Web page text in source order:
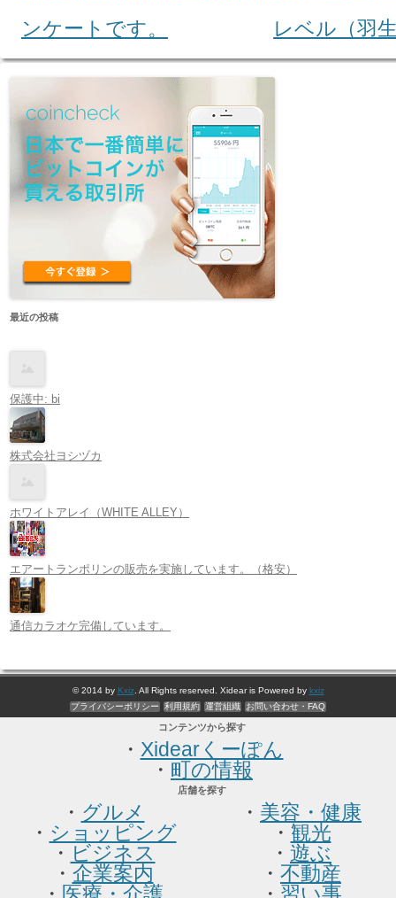
ンケートです。
レベル（羽
最近の投稿
保護中: bi
株式会社ヨシヅカ
ホワイトアレイ（WHITE ALLEY）
エアートランポリンの販売を実施しています。（格安）
通信カラオケ完備しています。
© 2014 by Kxiz. All Rights reserved. Xidear is Powered by kxiz
プライバシーポリシー
利用規約 運営組織 お問い合わせ・FAQ
コンテンツから探す
・ Xidearくーぽん
・ 町の情報
店舗を探す
・ グルメ
・ ショッピング
・ ビジネス
・ 企業案内
・ 美容・健康
・ 観光
・ 遊ぶ
・ 不動産